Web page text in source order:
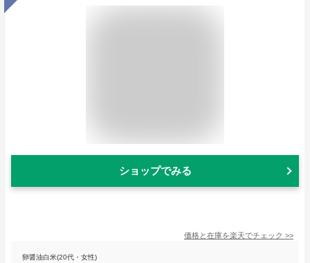
ショップでみる
価格と在庫を楽天でチェック >>
卵醤油白米(20代・女性)